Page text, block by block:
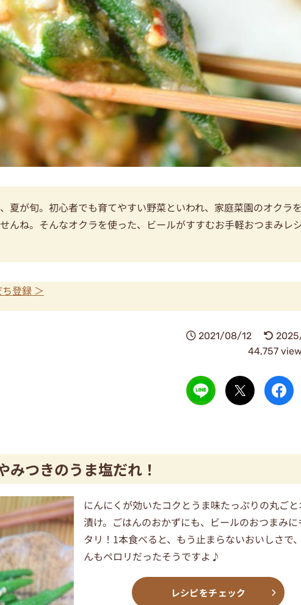
夏が旬。初心者でも育てやすい野菜といわれ、家庭菜園のオクラ
んね。そんなオクラを使った、ビールがすすむお手軽おつまみレ
登録 ＞
2021/08/12
44,757 view
みつきのうま塩だれ！
にんにくが効いたコクとうま味たっぷりの丸ごと
漬け。ごはんのおかずにも、ビールのおつまみに
タリ！1本食べると、もう止まらないおいしさで
んもペロリだったそうですよ♪
レシピをチェック